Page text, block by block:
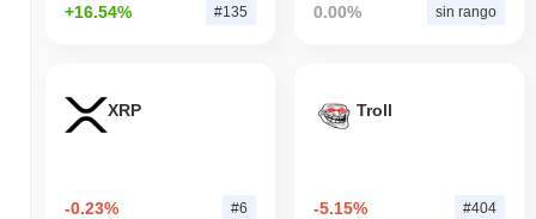
+16.54% #135 0.00% sin rango
XRP
-0.23% #6
Troll
-5.15% #404